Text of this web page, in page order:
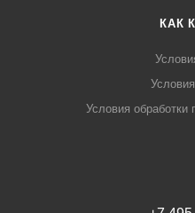
КАК
Условия